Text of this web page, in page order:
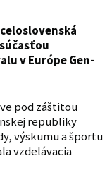
v Európe Gen-
pod záštitou
republiky
výskumu a športu
vzdelávacia